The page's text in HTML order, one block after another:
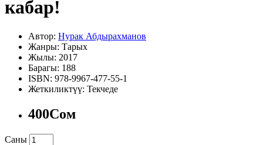
кабар!
Автор: Нурак Абдырахманов
Жанры: Тарых
Жылы: 2017
Барагы: 188
ISBN: 978-9967-477-55-1
Жеткиликтүү: Текчеде
400Сом
Саны